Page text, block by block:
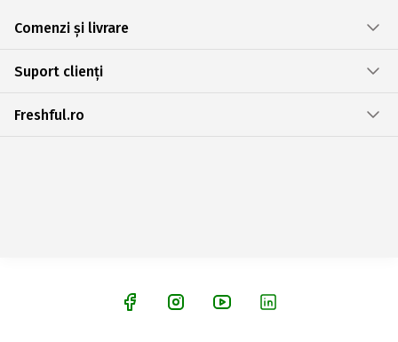
Comenzi și livrare
Suport clienți
Freshful.ro